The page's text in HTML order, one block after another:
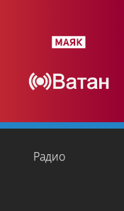
Радио